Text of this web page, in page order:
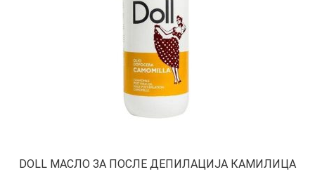
DOLL МАСЛО ЗА ПОСЛЕ ДЕПИЛАЦИЈА КАМИЛИЦА